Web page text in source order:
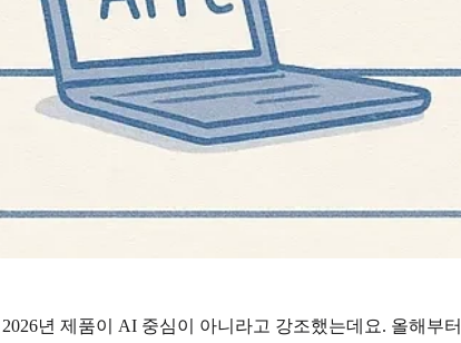
년 제품이 AI 중심이 아니라고 강조했는데요. 올해부